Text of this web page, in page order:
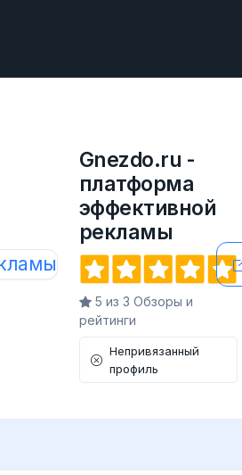
Gnezdo.ru -
платформа
эффективной
рекламы
5 из 3 Обзоры и
рейтинги
Непривязанный
профиль